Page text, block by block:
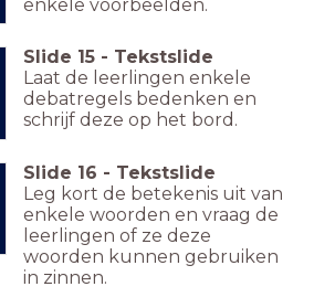
enkele voorbeelden.
Slide 15 - Tekstslide
Laat de leerlingen enkele
debatregels bedenken en
schrijf deze op het bord.
Slide 16 - Tekstslide
Leg kort de betekenis uit van
enkele woorden en vraag de
leerlingen of ze deze
woorden kunnen gebruiken
in zinnen.